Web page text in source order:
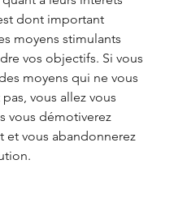
dont important
moyens stimulants
vos objectifs. Si vous
moyens qui ne vous
vous allez vous
vous démotiverez
et vous abandonnerez